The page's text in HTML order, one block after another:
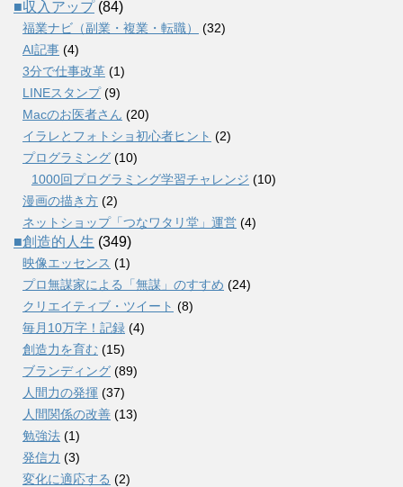
■収入アップ(84)
福業ナビ（副業・複業・転職）
(32)
AI記事 (4)
3分で仕事改革 (1)
LINEスタンプ(9)
Macのお医者さん (20)
イラレとフォトショ初心者ヒント (2)
プログラミング (10)
1000回プログラミング学習チャレンジ (10)
漫画の描き方 (2)
ネットショップ「つなワタリ堂」運営 (4)
■創造的人生 (349)
映像エッセンス (1)
プロ無謀家による「無謀」のすすめ (24)
クリエイティブ・ツイート (8)
毎月10万字！記録 (4)
創造力を育む (15)
ブランディング (89)
人間力の発揮 (37)
人間関係の改善 (13)
勉強法 (1)
発信力 (3)
変化に適応する (2)